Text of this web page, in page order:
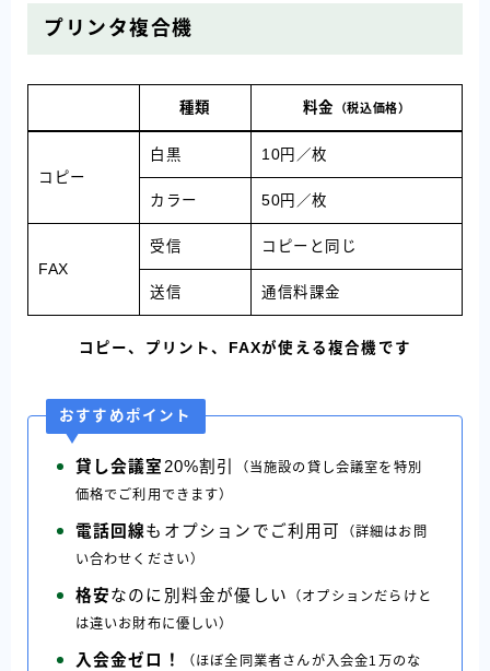
プリンタ複合機
種類 料金 （税込価格）
コピー
白黒 10円／枚
カラー 50円／枚
FAX
受信 コピーと同じ
送信 通信料課金
コピー、プリント、FAXが使える複合機です
おすすめポイント
貸し会議室 20%割引
（当施設の貸し会議室を特別
価格でご利用できます）
電話回線もオプションでご利用可
（詳細はお問
い合わせください）
格安なのに別料金が優しい
（オプションだらけと
は違いお財布に優しい）
入会金ゼロ！
（ほぼ全同業者さんが入会金1万のな